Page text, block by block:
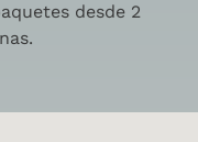
desde 2